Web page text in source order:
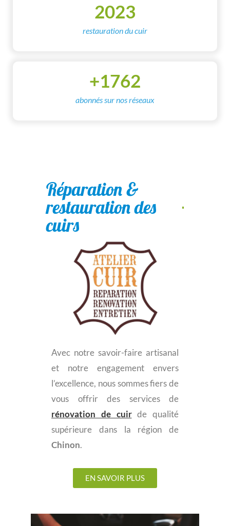
restauration du cuir
2023
abonnés sur nos réseaux
+1762
Réparation &
restauration des
cuirs
Avec notre savoir-faire artisanal
et notre engagement envers
l’excellence, nous sommes fiers de
vous offrir des services de
rénovation de cuirde qualité
supérieure dans la région de
Chinon.
EN SAVOIR PLUS